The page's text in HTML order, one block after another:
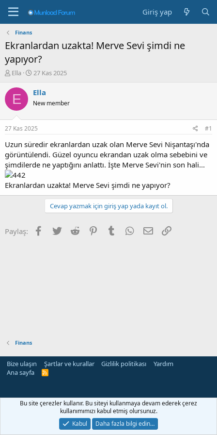
Giriş yap
Finans
Ekranlardan uzakta! Merve Sevi şimdi ne
yapıyor?
K
n
b
u
u
b
a
ş
l
a
t
a
n
Ella
B
ş
a
g
ı
ç
t
a
r
h
i
27 Kas 2025
E Ella
New member
27 Kas 2025 #1
Uzun süredir ekranlardan uzak olan Merve Sevi Nişantaşı'nda
görüntülendi. Güzel oyuncu ekrandan uzak olma sebebini ve
şimdilerde ne yaptığını anlattı. İşte Merve Sevi'nin son hali...
Ekranlardan uzakta! Merve Sevi şimdi ne yapıyor?
Cevap yazmak için giriş yap yada kayıt ol.
Paylaş: Facebook
Twitter Reddit PinterestTumblr WhatsApp
E-posta
Finans
Bize ulaşın Şartlar ve kurallar Gizlilik politikası
Yardım
Ana sayfa
R
Bu site çerezler kullanır. Bu siteyi kullanmaya devam ederek çerez
kullanımımızı kabul etmiş olursunuz.
Kabul
Daha fazla bilgi edin…